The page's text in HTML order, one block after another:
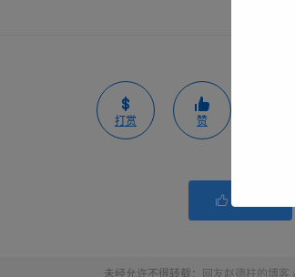
打赏 赞

未经允许不得转载： 网友赵德柱的博客